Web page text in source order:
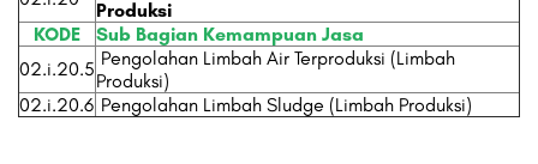
Produksi
KODE
Sub Bagian Kemampuan Jasa
02.i.20.5 Pengolahan Limbah Air Terproduksi (Limbah
Produksi)
02.i.20.6 Pengolahan Limbah Sludge (Limbah Produksi)